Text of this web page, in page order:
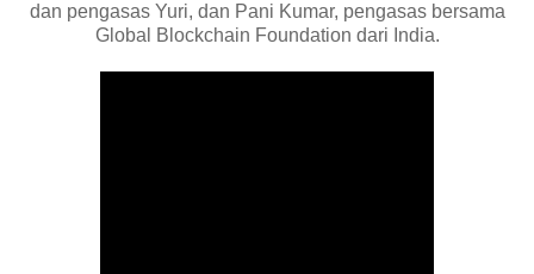
dan pengasas Yuri, dan Pani Kumar, pengasas bersama
Global Blockchain Foundation dari India.